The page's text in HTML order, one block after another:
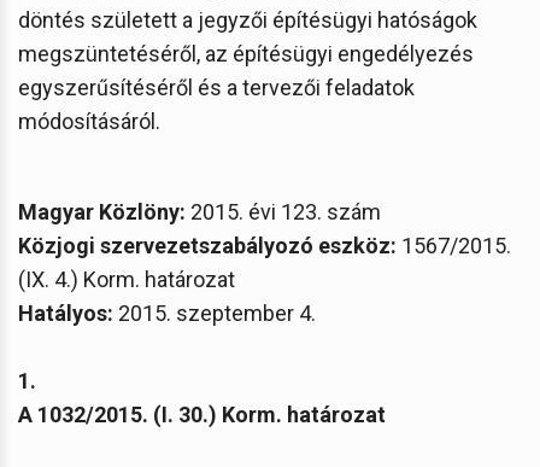
döntés született a jegyzői építésügyi hatóságok
megszüntetéséről, az építésügyi engedélyezés
egyszerűsítéséről és a tervezői feladatok
módosításáról.
Magyar Közlöny: 2015. évi 123. szám
Közjogi szervezetszabályozó eszköz: 1567/2015.
(IX. 4.) Korm. határozat
Hatályos: 2015. szeptember 4.
1.
A 1032/2015. (I. 30.) Korm. határozat